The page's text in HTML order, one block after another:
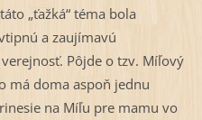
„ťažká“ téma bola
a zaujímavú
Pôjde o tzv. Míľový
má doma aspoň jednu
na Míľu pre mamu vo